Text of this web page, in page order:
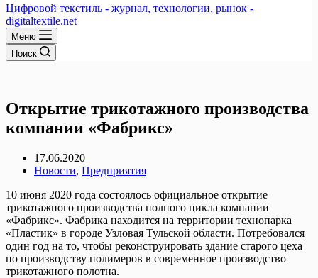
Цифровой текстиль - журнал, технологии, рынок -
digitaltextile.net
Меню
Поиск
Открытие трикотажного производства
компании «Фабрикс»
17.06.2020
Новости, Предприятия
10 июня 2020 года состоялось официальное открытие
трикотажного производства полного цикла компании
«Фабрикс». Фабрика находится на территории технопарка
«Пластик» в городе Узловая Тульской области. Потребовался
один год на то, чтобы реконструировать здание старого цеха
по производству полимеров в современное производство
трикотажного полотна.